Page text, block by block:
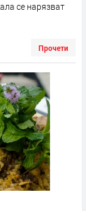
се нарязват
Прочети